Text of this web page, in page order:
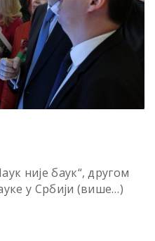
није баук“, другом
у Србији (више…)